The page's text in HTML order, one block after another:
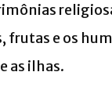
frutas e os
as ilhas.